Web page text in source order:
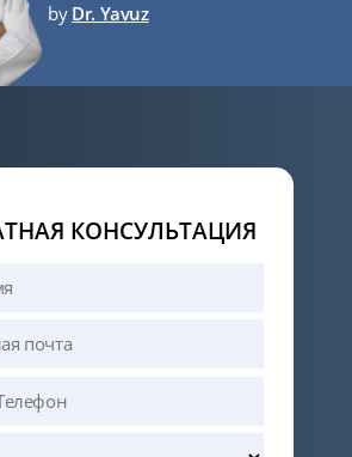
by Dr. Yavuz
КОНСУЛЬТАЦИЯ